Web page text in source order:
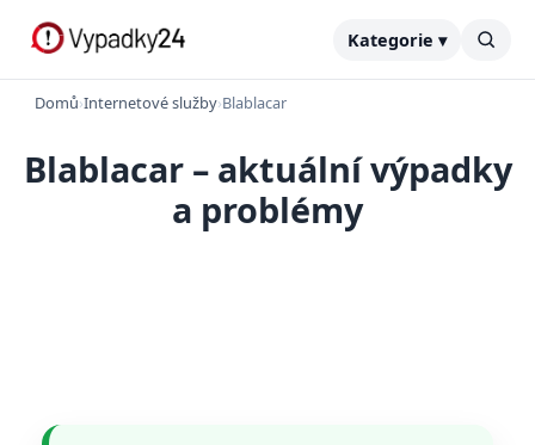
Kategorie ▾
Domů›Internetové služby›Blablacar
Blablacar – aktuální výpadky
a problémy